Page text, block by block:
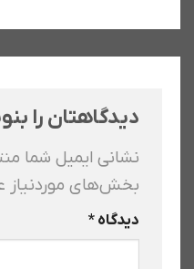
دیدگاهتان را
نشانی ایمیل شما
بخش‌های موردنیاز
دیدگاه*